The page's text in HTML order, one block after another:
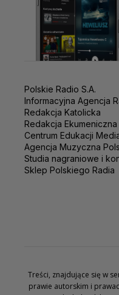
Polskie Radio S.A.
Informacyjna Agencja
Redakcja Katolicka
Redakcja Ekumeniczna
Centrum Edukacji
Agencja Muzyczna
Studia nagraniowe i
Sklep Polskiego Radia
Treści, znajdujące się w
prawie autorskim i